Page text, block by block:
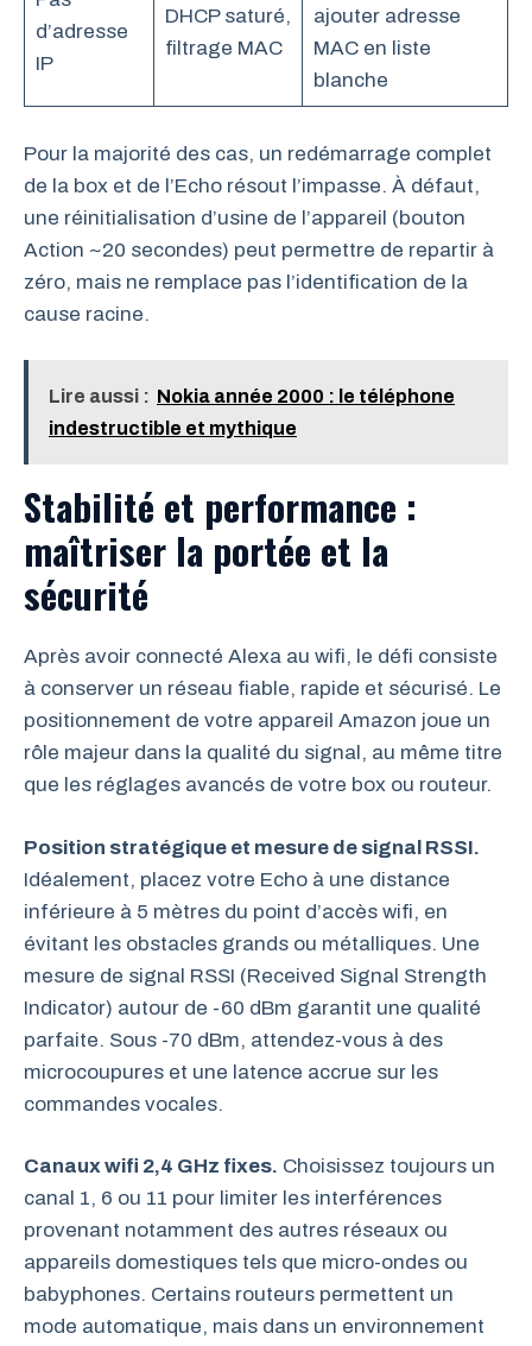
d’adresse
IP
DHCP saturé,
filtrage MAC
ajouter adresse
MAC en liste
blanche
Pour la majorité des cas, un redémarrage complet
de la box et de l’Echo résout l’impasse. À défaut,
une réinitialisation d’usine de l’appareil (bouton
Action ~20 secondes) peut permettre de repartir à
zéro, mais ne remplace pas l’identification de la
cause racine.
Lire aussi : Nokia année 2000 : le téléphone
indestructible et mythique
Stabilité et performance :
maîtriser la portée et la
sécurité
Après avoir connecté Alexa au wifi, le défi consiste
à conserver un réseau fiable, rapide et sécurisé. Le
positionnement de votre appareil Amazon joue un
rôle majeur dans la qualité du signal, au même titre
que les réglages avancés de votre box ou routeur.
Position stratégique et mesure de signal RSSI.
Idéalement, placez votre Echo à une distance
inférieure à 5 mètres du point d’accès wifi, en
évitant les obstacles grands ou métalliques. Une
mesure de signal RSSI (Received Signal Strength
Indicator) autour de -60 dBm garantit une qualité
parfaite. Sous -70 dBm, attendez-vous à des
microcoupures et une latence accrue sur les
commandes vocales.
Canaux wifi 2,4 GHz fixes. Choisissez toujours un
canal 1, 6 ou 11 pour limiter les interférences
provenant notamment des autres réseaux ou
appareils domestiques tels que micro-ondes ou
babyphones. Certains routeurs permettent un
mode automatique, mais dans un environnement